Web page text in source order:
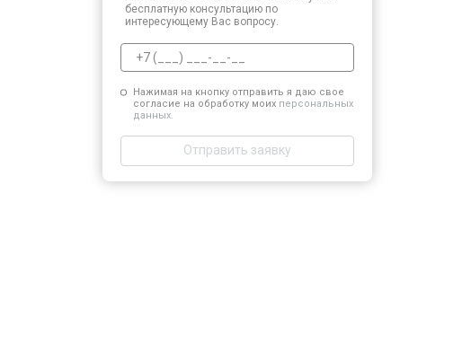
бесплатную консультацию по
интересующему Вас вопросу.
Нажимая на кнопку отправить я даю свое
согласие на обработку моих персональных
данных.
Отправить заявку